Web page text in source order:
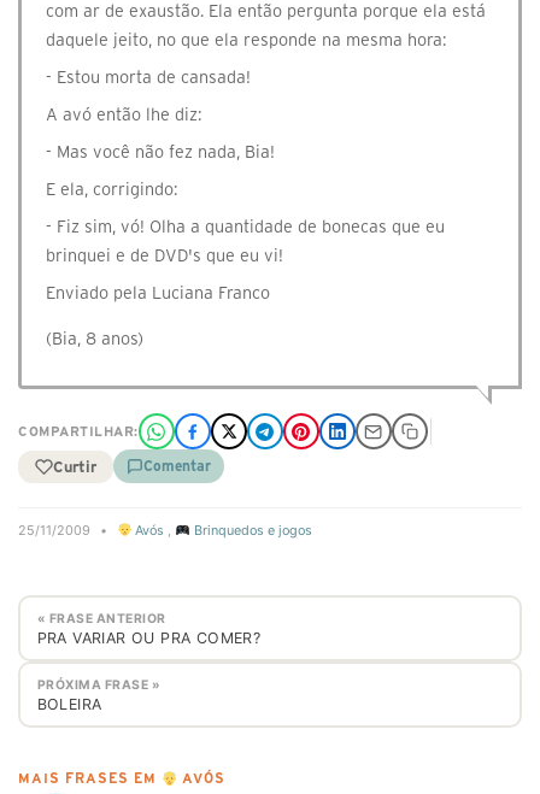
com ar de exaustão. Ela então pergunta porque ela está
daquele jeito, no que ela responde na mesma hora:
- Estou morta de cansada!
A avó então lhe diz:
- Mas você não fez nada, Bia!
E ela, corrigindo:
- Fiz sim, vó! Olha a quantidade de bonecas que eu
brinquei e de DVD's que eu vi!
Enviado pela Luciana Franco
(Bia, 8 anos)
COMPARTILHAR:
Curtir Comentar
25/11/2009 • Avós , Brinquedos e jogos
« FRASE ANTERIOR
PRA VARIAR OU PRA COMER?
PRÓXIMA FRASE »
BOLEIRA
MAIS FRASES EM AVÓS